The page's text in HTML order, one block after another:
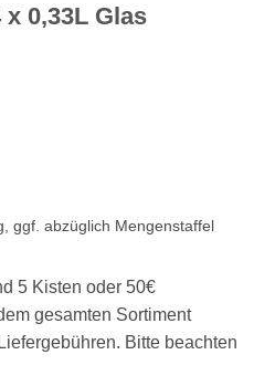
0,33L Glas
ggf. abzüglich Mengenstaffel
5 Kisten oder 50€
gesamten Sortiment
Bitte beachten